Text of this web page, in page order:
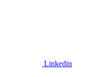
Linkedin